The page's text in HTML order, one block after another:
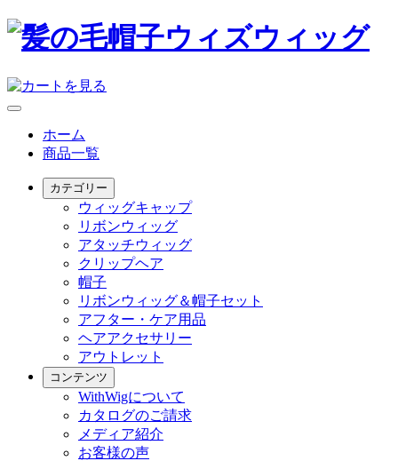
ホーム
商品一覧
カテゴリー
ウィッグキャップ
リボンウィッグ
アタッチウィッグ
クリップヘア
帽子
リボンウィッグ＆帽子セット
アフター・ケア用品
ヘアアクセサリー
アウトレット
コンテンツ
WithWigについて
カタログのご請求
メディア紹介
お客様の声